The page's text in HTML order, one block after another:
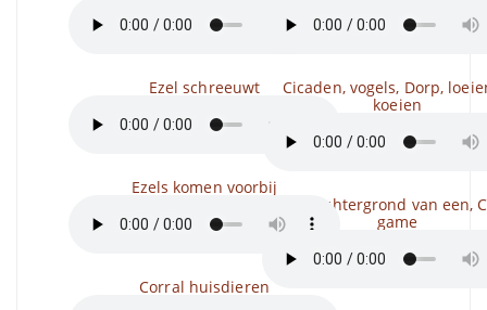
Ezel schreeuwt
Ezels komen voorbij
Corral huisdieren
Cicaden, vogels, Dorp,
koeien
Op de achtergrond van een,
game